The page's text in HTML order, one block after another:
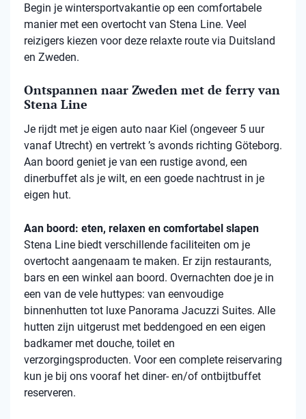
Begin je wintersportvakantie op een comfortabele
manier met een overtocht van Stena Line. Veel
reizigers kiezen voor deze relaxte route via Duitsland
en Zweden.
Ontspannen naar Zweden met de ferry van
Stena Line
Je rijdt met je eigen auto naar Kiel (ongeveer 5 uur
vanaf Utrecht) en vertrekt ’s avonds richting Göteborg.
Aan boord geniet je van een rustige avond, een
dinerbuffet als je wilt, en een goede nachtrust in je
eigen hut.
Aan boord: eten, relaxen en comfortabel slapen
Stena Line biedt verschillende faciliteiten om je
overtocht aangenaam te maken. Er zijn restaurants,
bars en een winkel aan boord. Overnachten doe je in
een van de vele huttypes: van eenvoudige
binnenhutten tot luxe Panorama Jacuzzi Suites. Alle
hutten zijn uitgerust met beddengoed en een eigen
badkamer met douche, toilet en
verzorgingsproducten. Voor een complete reiservaring
kun je bij ons vooraf het diner- en/of ontbijtbuffet
reserveren.